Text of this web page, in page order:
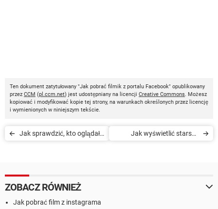
Ten dokument zatytułowany "Jak pobrać filmik z portalu Facebook" opublikowany
przez CCM (pl.ccm.net) jest udostępniany na licencji Creative Commons. Możesz
kopiować i modyfikować kopie tej strony, na warunkach określonych przez licencję
i wymienionych w niniejszym tekście.
Jak sprawdzić, kto oglądał
Jak wyświetlić starsze
ZOBACZ RÓWNIEŻ
Jak pobrać film z instagrama